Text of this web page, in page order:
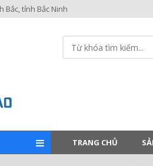
Bắc, tỉnh Bắc Ninh
TRANG CHỦ